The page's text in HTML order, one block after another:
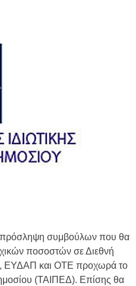
πρόσληψη συμβούλων που θα
ποσοστών σε Διεθνή
και ΟΤΕ προχωρά το
(ΤΑΙΠΕΔ). Επίσης θα